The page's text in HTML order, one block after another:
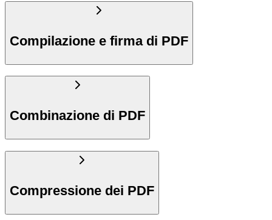
Compilazione e firma di PDF
Combinazione di PDF
Compressione dei PDF